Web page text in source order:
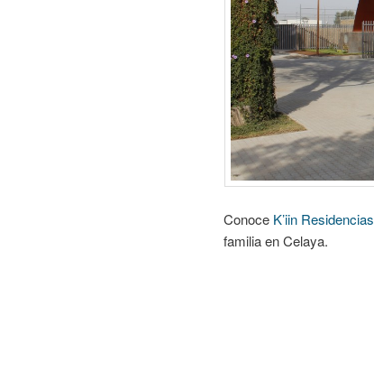
Conoce K’iin Residencias
familia en Celaya.